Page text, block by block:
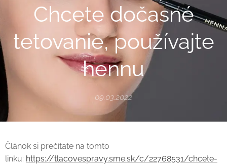
Chcete dočasné
tetovanie, používajte
hennu
09.03.2022
Článok si prečítate na tomto
linku: https://tlacovespravy.sme.sk/c/22768531/chcete-